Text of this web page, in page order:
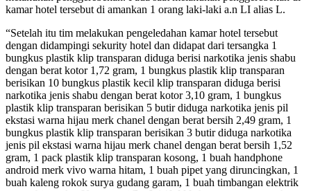
kamar hotel tersebut di amankan 1 orang laki-laki a.n LI alias L.
“Setelah itu tim melakukan pengeledahan kamar hotel tersebut
dengan didampingi sekurity hotel dan didapat dari tersangka 1
bungkus plastik klip transparan diduga berisi narkotika jenis shabu
dengan berat kotor 1,72 gram, 1 bungkus plastik klip transparan
berisikan 10 bungkus plastik kecil klip transparan diduga berisi
narkotika jenis shabu dengan berat kotor 3,10 gram, 1 bungkus
plastik klip transparan berisikan 5 butir diduga narkotika jenis pil
ekstasi warna hijau merk chanel dengan berat bersih 2,49 gram, 1
bungkus plastik klip transparan berisikan 3 butir diduga narkotika
jenis pil ekstasi warna hijau merk chanel dengan berat bersih 1,52
gram, 1 pack plastik klip transparan kosong, 1 buah handphone
android merk vivo warna hitam, 1 buah pipet yang diruncingkan, 1
buah kaleng rokok surya gudang garam, 1 buah timbangan elektrik